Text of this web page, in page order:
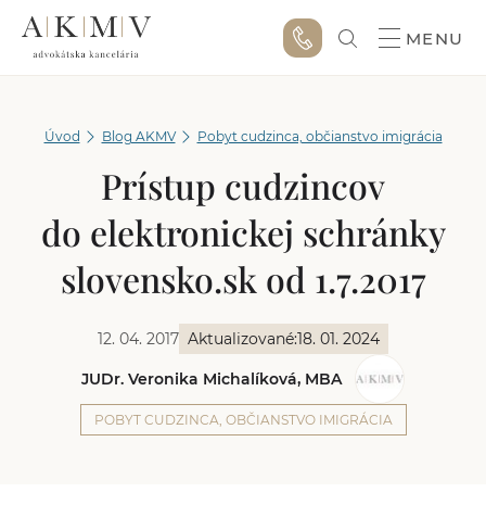
MENU
Úvod Blog AKMV Pobyt cudzinca, občianstvo imigrácia
Prístup cudzincov
do elektronickej schránky
slovensko.sk od 1.7.2017
12. 04. 2017 Aktualizované:18. 01. 2024
JUDr. Veronika Michalíková, MBA
POBYT CUDZINCA, OBČIANSTVO IMIGRÁCIA